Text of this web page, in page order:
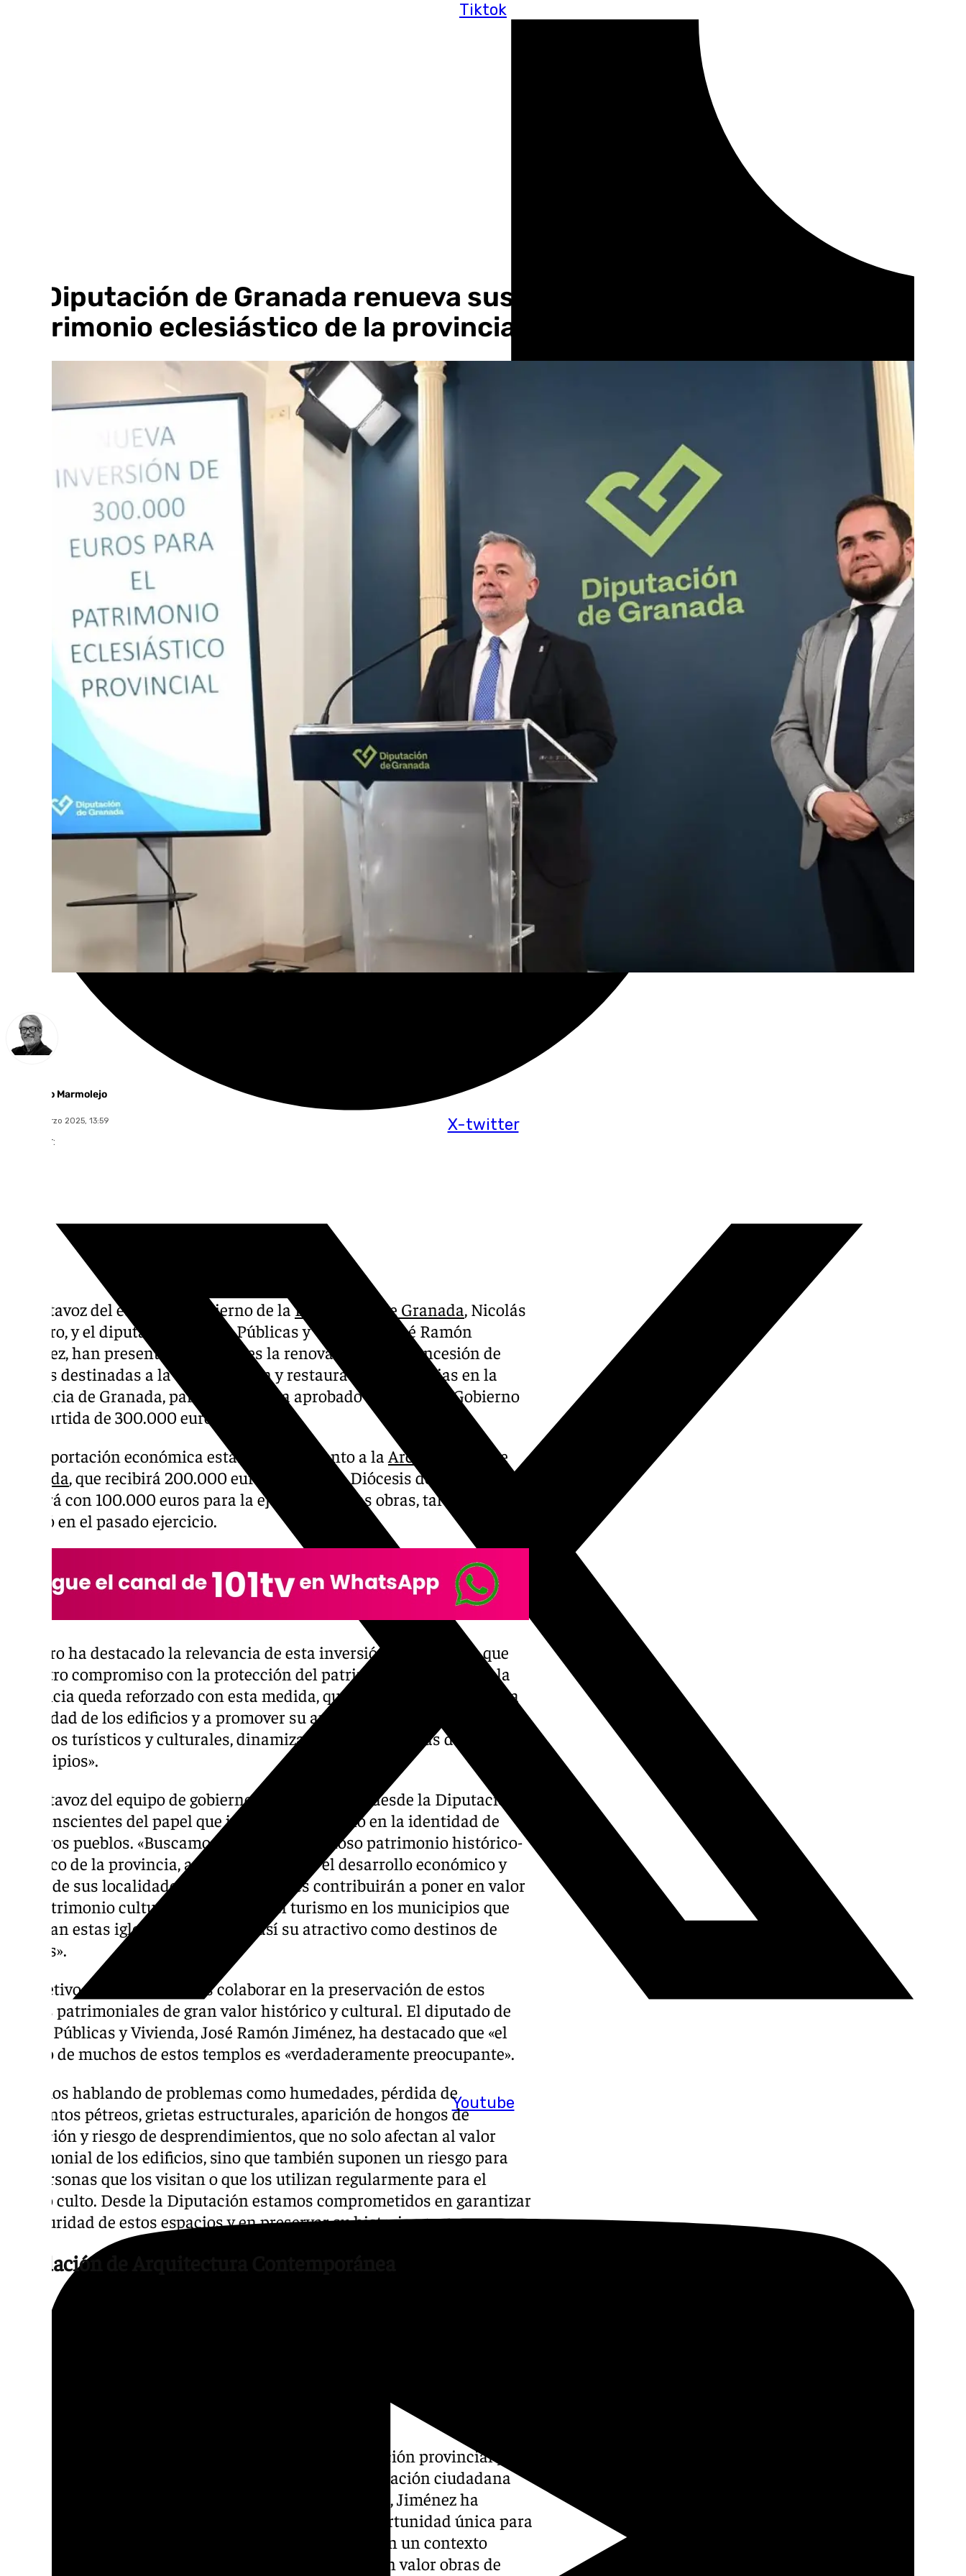
Tiktok
X-twitter
Youtube
La Diputación de Granada renueva sus ayudas para el arreglo del
patrimonio eclesiástico de la provincia
Francisco Marmolejo
lunes, 3 marzo 2025, 13:59
Compartir:
El portavoz del equipo de gobierno de laDiputación de Granada, Nicolás
Navarro, y el diputado de Obras Públicas y Vivienda, José Ramón
Jiménez, han presentado este lunes la renovación de la concesión de
ayudas destinadas a la conservación y restauración de iglesias en la
provincia de Granada, para lo que se ha aprobado en Junta de Gobierno
una partida de 300.000 euros.
Esta aportación económica estará dirigida tanto a la Archidiócesis de
Granada, que recibirá 200.000 euros, como a la Diócesis de Guadix, que
contará con 100.000 euros para la ejecución de las obras, tal y como se
realizó en el pasado ejercicio.
Navarro ha destacado la relevancia de esta inversión, subrayando que
«nuestro compromiso con la protección del patrimonio histórico de la
provincia queda reforzado con esta medida, que ayudará a garantizar la
seguridad de los edificios y a promover su aprovechamiento como
recursos turísticos y culturales, dinamizando las economías de los
municipios».
El portavoz del equipo de gobierno ha añadido que desde la Diputación
son conscientes del papel que juega el patrimonio en la identidad de
nuestros pueblos. «Buscamos preservar el valioso patrimonio histórico-
artístico de la provincia, así como fomentar el desarrollo económico y
social de sus localidades. Las actuaciones contribuirán a poner en valor
ese patrimonio cultural, impulsando el turismo en los municipios que
albergan estas iglesias, reforzando así su atractivo como destinos de
interés».
El objetivo de esta medida es colaborar en la preservación de estos
bienes patrimoniales de gran valor histórico y cultural. El diputado de
Obras Públicas y Vivienda, José Ramón Jiménez, ha destacado que «el
estado de muchos de estos templos es «verdaderamente preocupante».
Estamos hablando de problemas como humedades, pérdida de
elementos pétreos, grietas estructurales, aparición de hongos de
pudrición y riesgo de desprendimientos, que no solo afectan al valor
patrimonial de los edificios, sino que también suponen un riesgo para
las personas que los visitan o que los utilizan regularmente para el
propio culto. Desde la Diputación estamos comprometidos en garantizar
la seguridad de estos espacios y en preservar su historia».
Fundación de Arquitectura Contemporánea
También se ha dado a conocer la concesión de una ayuda de 15.000
Además, el convenio de colaboración entre la institución provincial y la
FAC tiene un interés público al perseguir la sensibilización ciudadana
hacia su patrimonio local contemporáneo. Sobre esto, Jiménez ha
resaltado que «la colaboración con la FAC es una oportunidad única para
destacar el patrimonio contemporáneo de Granada en un contexto
internacional. La incorporación a la Guía C pondrá en valor obras de